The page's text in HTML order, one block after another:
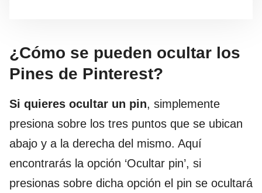
¿Cómo se pueden ocultar los
Pines de Pinterest?
Si quieres ocultar un pin, simplemente
presiona sobre los tres puntos que se ubican
abajo y a la derecha del mismo. Aquí
encontrarás la opción ‘Ocultar pin’, si
presionas sobre dicha opción el pin se ocultará